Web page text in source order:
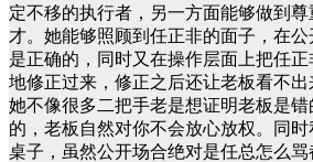
定不移的执行者，另一方面能够做到
才。她能够照顾到任正非的面子，在
是正确的，同时又在操作层面上把任
地修正过来，修正之后还让老板看不出
她不像很多二把手老是想证明老板是
的，老板自然对你不会放心放权。同
桌子，虽然公开场合绝对是任总怎么